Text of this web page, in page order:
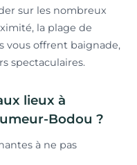
sur les nombreux
la plage de
vous offrent baignade,
spectaculaires.
lieux à
Bodou ?
à ne pas